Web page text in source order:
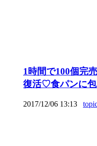
1時間で100個完
復活♡食パンに包
2017/12/06 13:13